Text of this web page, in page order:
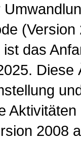
das
Diese
2008